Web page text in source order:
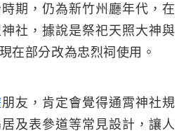
期，仍為新竹州廳年代，在
社，據說是祭祀天照大神與
在部分改為忠烈祠使用。
朋友，肯定會覺得通霄神社規
及表參道等常見設計，讓人